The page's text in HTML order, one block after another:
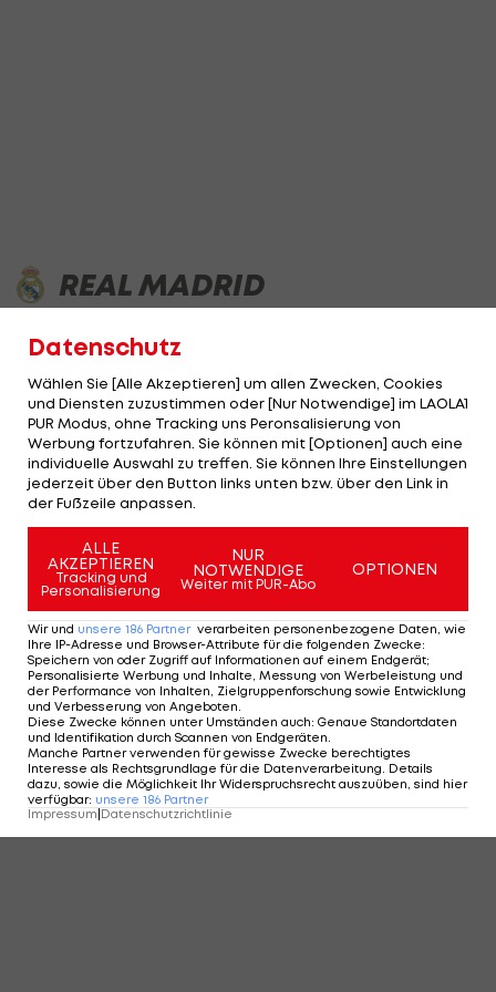
REAL MADRID
ÜBERSICHT NEWS
Datenschutz
Wählen Sie [Alle Akzeptieren] um allen Zwecken, Cookies
und Diensten zuzustimmen oder [Nur Notwendige] im LAOLA1
PUR Modus, ohne Tracking uns Peronsalisierung von
Werbung fortzufahren. Sie können mit [Optionen] auch eine
individuelle Auswahl zu treffen. Sie können Ihre Einstellungen
jederzeit über den Button links unten bzw. über den Link in
der Fußzeile anpassen.
ALLE
AKZEPTIEREN
Tracking und
Personalisierung
NUR
NOTWENDIGE
Weiter mit PUR-Abo
OPTIONEN
Wir und unsere 186 Partner verarbeiten personenbezogene Daten, wie
Ihre IP-Adresse und Browser-Attribute für die folgenden Zwecke:
Speichern von oder Zugriff auf Informationen auf einem Endgerät;
Personalisierte Werbung und Inhalte, Messung von Werbeleistung und
der Performance von Inhalten, Zielgruppenforschung sowie Entwicklung
und Verbesserung von Angeboten.
Diese Zwecke können unter Umständen auch: Genaue Standortdaten
und Identifikation durch Scannen von Endgeräten.
Manche Partner verwenden für gewisse Zwecke berechtigtes
Interesse als Rechtsgrundlage für die Datenverarbeitung. Details
dazu, sowie die Möglichkeit Ihr Widerspruchsrecht auszuüben, sind hier
verfügbar: unsere 186 Partner
Impressum Datenschutzrichtlinie